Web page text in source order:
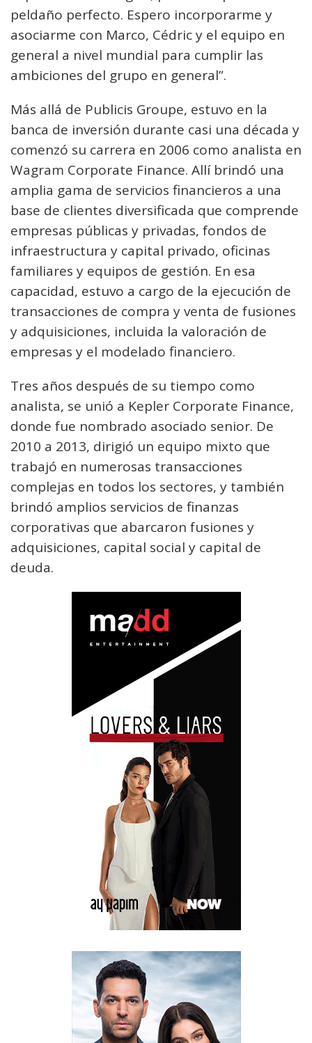
peldaño perfecto. Espero incorporarme y
asociarme con Marco, Cédric y el equipo en
general a nivel mundial para cumplir las
ambiciones del grupo en general”.
Más allá de Publicis Groupe, estuvo en la
banca de inversión durante casi una década y
comenzó su carrera en 2006 como analista en
Wagram Corporate Finance. Allí brindó una
amplia gama de servicios financieros a una
base de clientes diversificada que comprende
empresas públicas y privadas, fondos de
infraestructura y capital privado, oficinas
familiares y equipos de gestión. En esa
capacidad, estuvo a cargo de la ejecución de
transacciones de compra y venta de fusiones
y adquisiciones, incluida la valoración de
empresas y el modelado financiero.
Tres años después de su tiempo como
analista, se unió a Kepler Corporate Finance,
donde fue nombrado asociado senior. De
2010 a 2013, dirigió un equipo mixto que
trabajó en numerosas transacciones
complejas en todos los sectores, y también
brindó amplios servicios de finanzas
corporativas que abarcaron fusiones y
adquisiciones, capital social y capital de
deuda.